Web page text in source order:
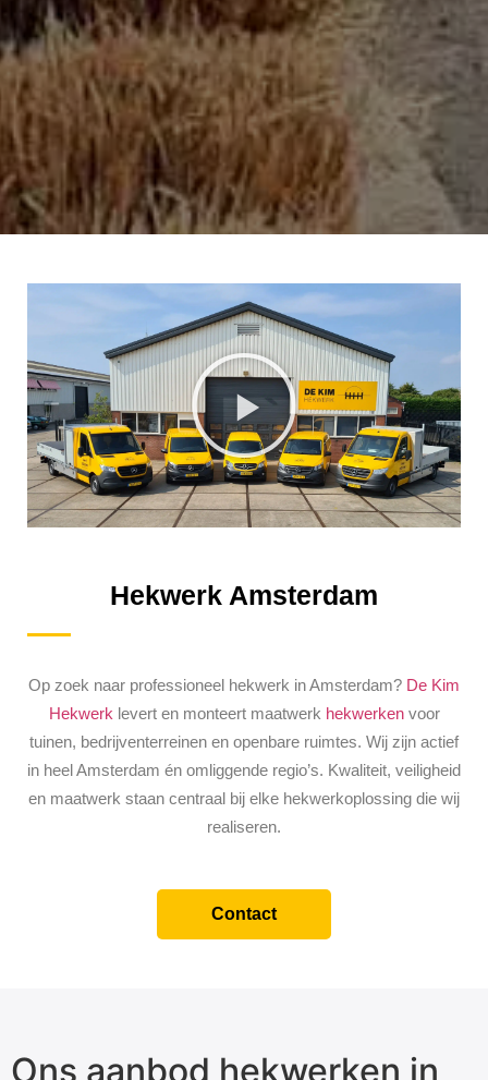
Hekwerk Amsterdam
Op zoek naar professioneel hekwerk in Amsterdam? De Kim
Hekwerk levert en monteert maatwerk hekwerkenvoor
tuinen, bedrijventerreinen en openbare ruimtes. Wij zijn actief
in heel Amsterdam én omliggende regio’s. Kwaliteit, veiligheid
en maatwerk staan centraal bij elke hekwerkoplossing die wij
realiseren.
Contact
Ons aanbod hekwerken in